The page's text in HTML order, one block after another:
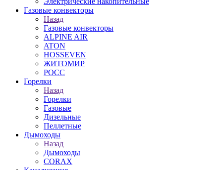
Газовые конвекторы
Назад
Газовые конвекторы
ALPINE AIR
ATON
HOSSEVEN
ЖИТОМИР
РОСС
Горелки
Назад
Горелки
Газовые
Дизельные
Пеллетные
Дымоходы
Назад
Дымоходы
CORAX